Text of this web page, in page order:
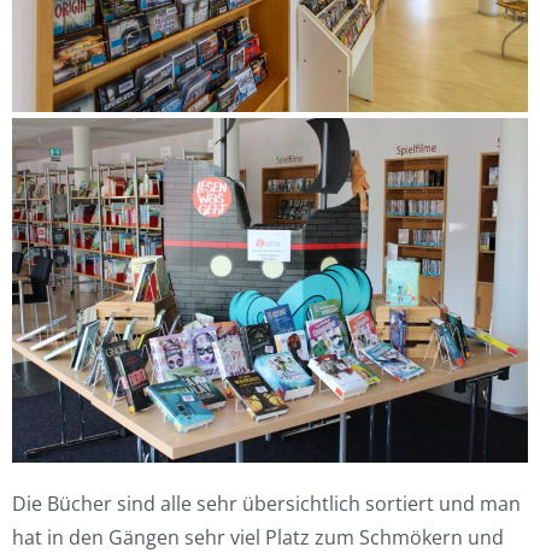
Die Bücher sind alle sehr übersichtlich sortiert und man
hat in den Gängen sehr viel Platz zum Schmökern und